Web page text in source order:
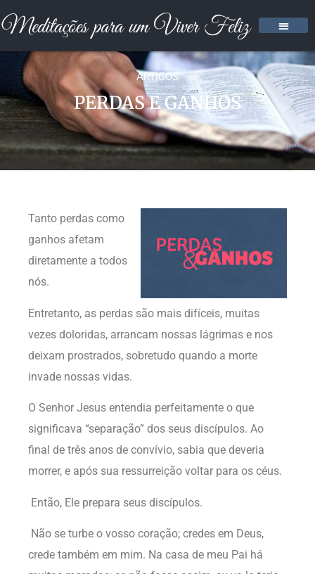
ARTIGOS
PERDAS E GANHOS
Tanto perdas como
ganhos afetam
diretamente a todos
nós.
Entretanto, as perdas são mais difíceis, muitas
vezes doloridas, arrancam nossas lágrimas e nos
deixam prostrados, sobretudo quando a morte
invade nossas vidas.
O Senhor Jesus entendia perfeitamente o que
significava “separação” dos seus discípulos. Ao
final de três anos de convívio, sabia que deveria
morrer, e após sua ressurreição voltar para os céus.
Então, Ele prepara seus discípulos.
Não se turbe o vosso coração; credes em Deus,
crede também em mim. Na casa de meu Pai há